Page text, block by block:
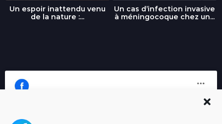
Un espoir inattendu venu
de la nature :...
Un cas d’infection invasive
à méningocoque chez un...